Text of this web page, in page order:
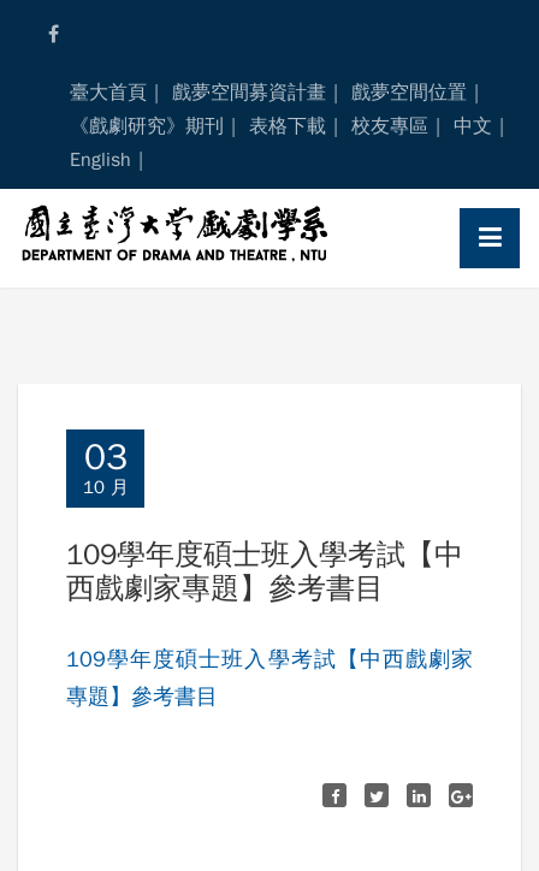
臺大首頁 戲夢空間募資計畫
戲夢空間位置
《戲劇研究》期刊
表格下載 校友專區
中文
English
03
10 月
109學年度碩士班入學考試【中
西戲劇家專題】參考書目
109學年度碩士班入學考試【中西戲劇家
專題】參考書目